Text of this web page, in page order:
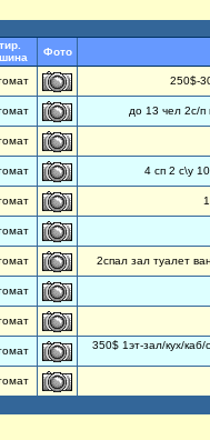
Фото
250$-
до 13 чел 2с/п
4 сп 2 с\у
2спал зал туалет
350$ 1эт-зал/кух/